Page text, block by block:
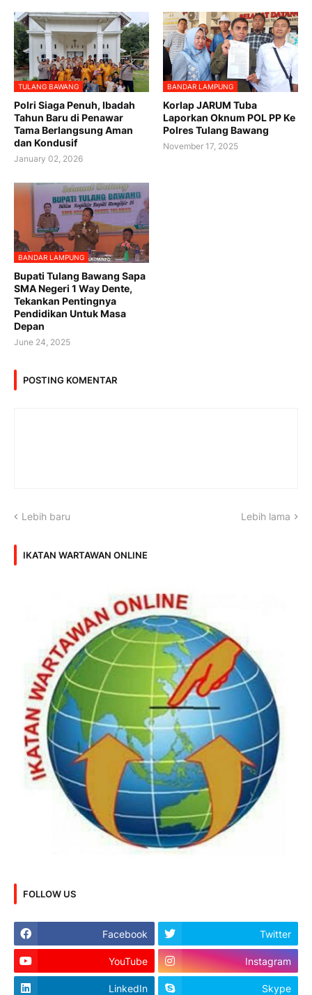
TULANG BAWANG
Polri Siaga Penuh, Ibadah
Tahun Baru di Penawar
Tama Berlangsung Aman
dan Kondusif
January 02, 2026
BANDAR LAMPUNG
Korlap JARUM Tuba
Laporkan Oknum POL PP Ke
Polres Tulang Bawang ‎
November 17, 2025
BANDAR LAMPUNG
Bupati Tulang Bawang Sapa
SMA Negeri 1 Way Dente,
Tekankan Pentingnya
Pendidikan Untuk Masa
Depan
June 24, 2025
POSTING KOMENTAR
Lebih baru Lebih lama
IKATAN WARTAWAN ONLINE
FOLLOW US
Facebook Twitter
YouTube Instagram
LinkedIn Skype